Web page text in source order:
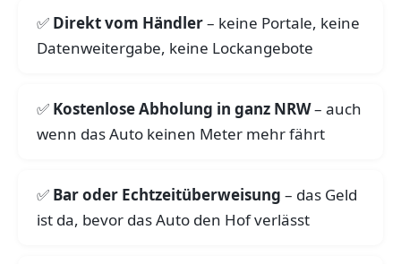
Direkt vom Händler– keine Portale, keine
Datenweitergabe, keine Lockangebote
Kostenlose Abholung in ganz NRW– auch
wenn das Auto keinen Meter mehr fährt
Bar oder Echtzeitüberweisung – das Geld
ist da, bevor das Auto den Hof verlässt